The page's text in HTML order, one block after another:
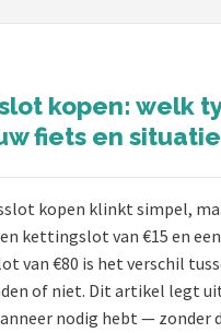
kopen: welk
fiets en
kopen klinkt simpel,
kettingslot van €15 en
van €80 is het verschil
of niet. Dit artikel legt
nodig hebt — zonder